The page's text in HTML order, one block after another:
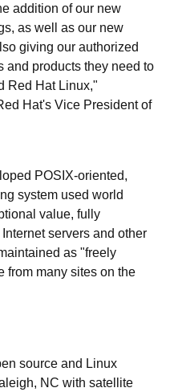
addition of our new
as well as our new
giving our authorized
and products they need to
Red Hat Linux,"
Hat's Vice President of
POSIX-oriented,
system used world
value, fully
servers and other
as "freely
from many sites on the
source and Linux
NC with satellite